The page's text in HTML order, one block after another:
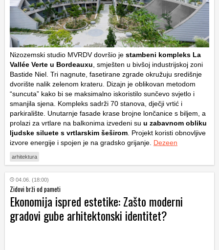
Nizozemski studio MVRDV dovršio je stambeni kompleks La
Vallée Verte u Bordeauxu , smješten u bivšoj industrijskoj zoni
Bastide Niel. Tri nagnute, fasetirane zgrade okružuju središnje
dvorište nalik zelenom krateru. Dizajn je oblikovan metodom
“suncuta” kako bi se maksimalno iskoristilo sunčevo svjetlo i
smanjila sjena. Kompleks sadrži 70 stanova, dječji vrtić i
parkiralište. Unutarnje fasade krase brojne lončanice s biljem, a
prolazi za vrtlare na balkonima izvedeni su u zabavnom obliku
ljudske siluete s vrtlarskim šeširom . Projekt koristi obnovljive
izvore energije i spojen je na gradsko grijanje. Dezeen
arhitektura
04.06. (18:00)
Zidovi brži od pameti
Ekonomija ispred estetike: Zašto moderni
gradovi gube arhitektonski identitet?